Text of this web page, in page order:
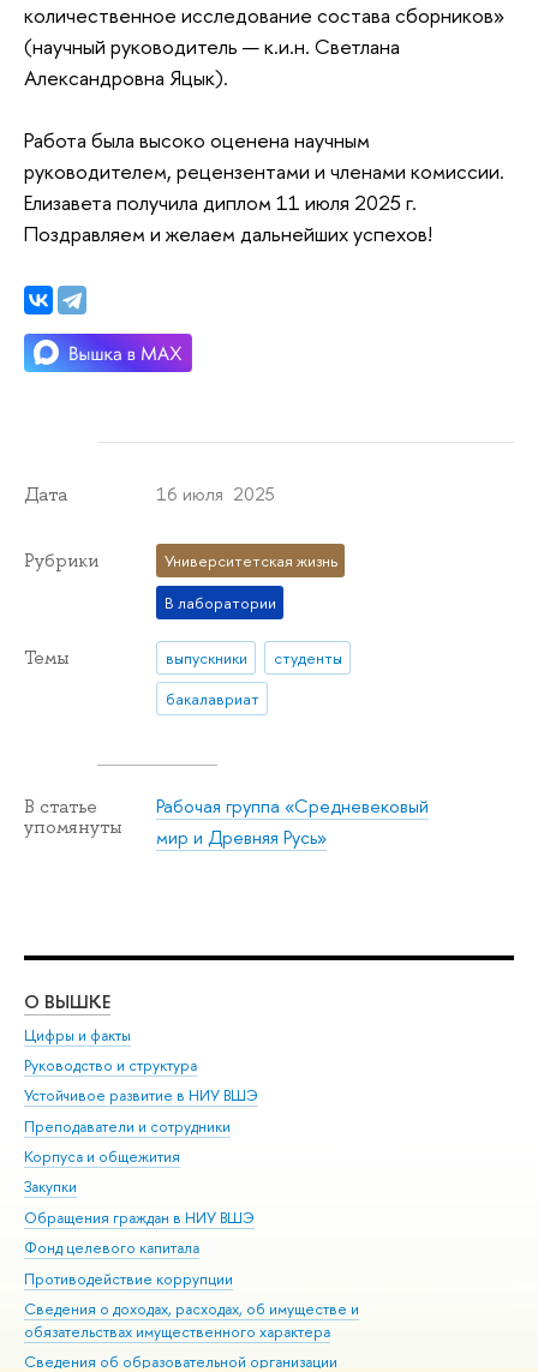
количественное исследование состава сборников»
(научный руководитель — к.и.н. Светлана
Александровна Яцык).
Работа была высоко оценена научным
руководителем, рецензентами и членами комиссии.
Елизавета получила диплом 11 июля 2025 г.
Поздравляем и желаем дальнейших успехов!
Дата 16 июля 2025
Рубрики
Университетская жизнь
В лаборатории
Темы выпускники
студенты
бакалавриат
В статье
упомянуты
Рабочая группа «Средневековый
мир и Древняя Русь»
О ВЫШКЕ
Цифры и факты
Руководство и структура
Устойчивое развитие в НИУ ВШЭ
Преподаватели и сотрудники
Корпуса и общежития
Закупки
Обращения граждан в НИУ ВШЭ
Фонд целевого капитала
Противодействие коррупции
Сведения о доходах, расходах, об имуществе и
обязательствах имущественного характера
Сведения об образовательной организации